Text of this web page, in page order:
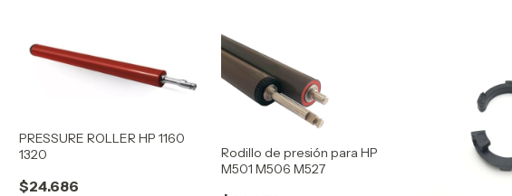
PRESSURE ROLLER HP 1160
1320
$24.686
Rodillo de presión para HP
M501 M506 M527